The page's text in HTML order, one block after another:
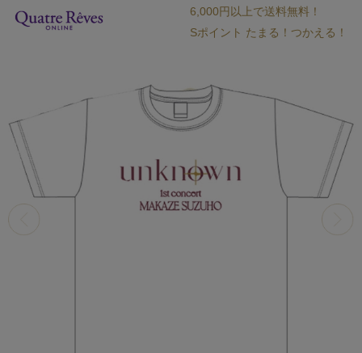
6,000円以上で送料無料！
Sポイント たまる！つかえる！